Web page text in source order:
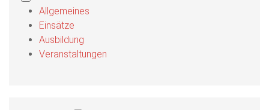
Allgemeines
Einsätze
Ausbildung
Veranstaltungen